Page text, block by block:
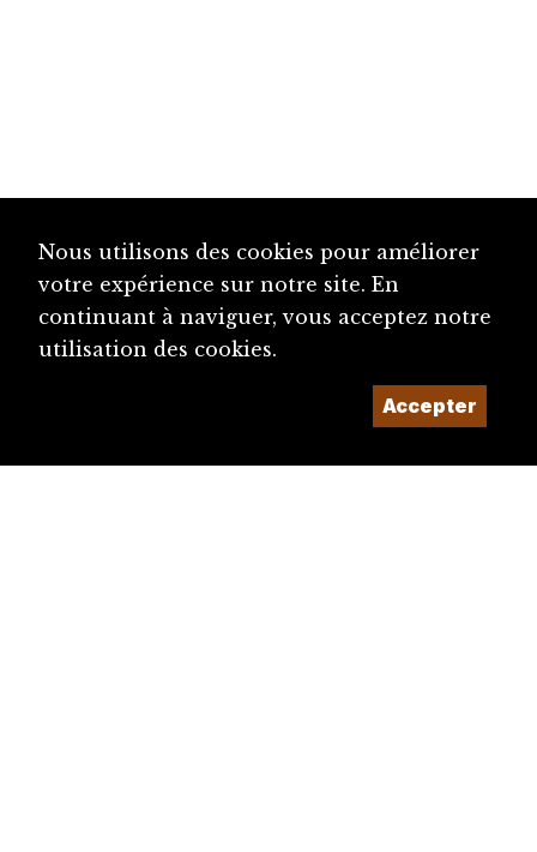
Nous utilisons des cookies pour améliorer
votre expérience sur notre site. En
continuant à naviguer, vous acceptez notre
utilisation des cookies.
Accepter